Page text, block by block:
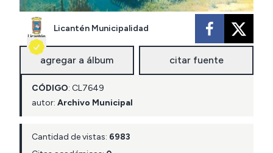
Licantén Municipalidad
agregar a álbum citar fuente
CÓDIGO: CL7649
autor: Archivo Municipal
Cantidad de vistas: 6983